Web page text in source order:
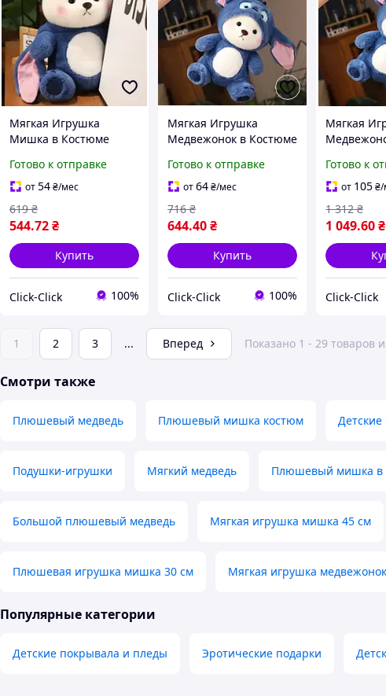
Мягкая Игрушка
Мишка в Костюме
Плюшевый Медведь в
Капюшоне, Синяя
Кукла-Переодевашка
Готово к отправке
от54₴/мес
544.72₴
619 ₴
Купить
Click-Click 100%
Мягкая Игрушка
Медвежонок в Костюме
Плюшевый
Медвежонок с
Капюшоном, Синий
Готово к отправке
от64₴/мес
644.40₴
716 ₴
Купить
Click-Click 100%
Мягкая
Плюшевый
Готово к
от 105₴/
1 049.60₴
1 312 ₴
Click-Click
1 2 3 ... Вперед Показано 1 - 29 товаров
Смотри также
Плюшевый медведь Плюшевый мишка костюм
Подушки-игрушки Мягкий медведь Плюшевый мишка в
Большой плюшевый медведь Мягкая игрушка мишка 45 см
Плюшевая игрушка мишка 30 см Мягкая игрушка
Популярные категории
Детские покрывала и пледы Эротические подарки